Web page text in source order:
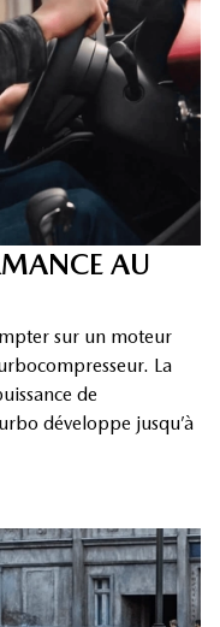
AU
sur un moteur
La
de
développe jusqu’à